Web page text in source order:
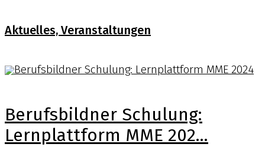
Aktuelles, Veranstaltungen
Berufsbildner Schulung:
Lernplattform MME 202...